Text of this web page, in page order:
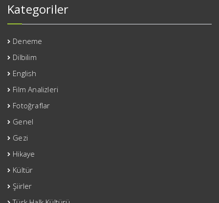
Kategoriler
Deneme
Dilbilim
English
Film Analizleri
Fotoğraflar
Genel
Gezi
Hikaye
Kültür
Şiirler